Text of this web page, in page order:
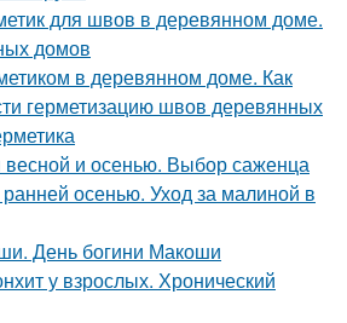
для швов в деревянном доме.
домов
в деревянном доме. Как
герметизацию швов деревянных
и осенью. Выбор саженца
осенью. Уход за малиной в
День богини Макоши
у взрослых. Хронический